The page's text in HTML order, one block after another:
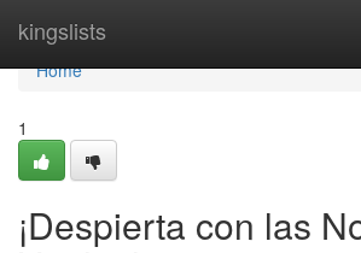
kingslists
Home
Home
1
¡Despierta con las